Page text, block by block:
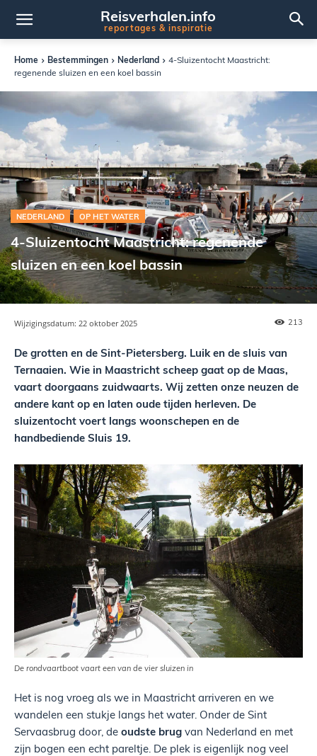
Reisverhalen.info
reportages & inspiratie
Home Bestemmingen Nederland
4-Sluizentocht Maastricht:
regenende sluizen en een koel bassin
NEDERLAND OP HET WATER
4-Sluizentocht Maastricht: regenende
sluizen en een koel bassin
Wijzigingsdatum: 22 oktober 2025 213
De grotten en de Sint-Pietersberg. Luik en de sluis van
Ternaaien. Wie in Maastricht scheep gaat op de Maas,
vaart doorgaans zuidwaarts. Wij zetten onze neuzen de
andere kant op en laten oude tijden herleven. De
sluizentocht voert langs woonschepen en de
handbediende Sluis 19.
De rondvaartboot vaart een van de vier sluizen in
Het is nog vroeg als we in Maastricht arriveren en we
wandelen een stukje langs het water. Onder de Sint
Servaasbrug door, de oudste brug van Nederland en met
zijn bogen een echt pareltje. De plek is eigenlijk nog veel